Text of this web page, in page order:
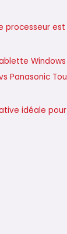
processeur
Windows
Panasonic
idéale